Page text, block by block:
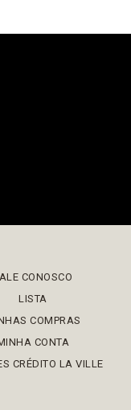
CONOSCO
LISTA
COMPRAS
CONTA
CRÉDITO LA VILLE